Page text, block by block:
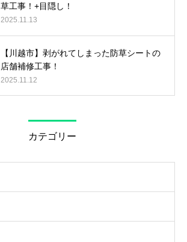
草工事！+目隠し！
2025.11.13
【川越市】剥がれてしまった防草シートの
店舗補修工事！
2025.11.12
カテゴリー